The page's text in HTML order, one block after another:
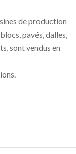
de production
pavés, dalles,
sont vendus en